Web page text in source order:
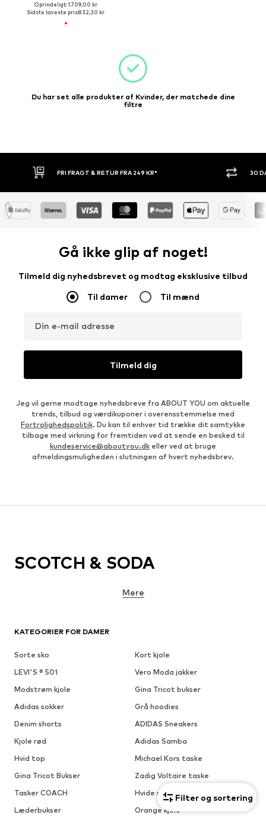
Oprindeligt: 1.709,00 kr
Sidste laveste pris:832,30 kr
Du har set alle produkter af Kvinder, der matchede dine
filtre
Filter og sortering
30 DAGES RETURRET KØB
Gå ikke glip af noget!
Tilmeld dig nyhedsbrevet og modtag eksklusive tilbud
Til damer Til mænd
Din e-mail adresse
Tilmeld dig
Jeg vil gerne modtage nyhedsbreve fra ABOUT YOU om aktuelle
trends, tilbud og værdikuponer i overensstemmelse med
Fortrolighedspolitik. Du kan til enhver tid trække dit samtykke
tilbage med virkning for fremtiden ved at sende en besked til
kundeservice@aboutyou.dk eller ved at bruge
afmeldingsmuligheden i slutningen af hvert nyhedsbrev.
KATEGORIER FOR DAMER
Sorte sko
Kort kjole
LEVI'S ® 501
Vero Moda jakker
Modstrøm kjole
Gina Tricot bukser
Adidas sokker
Grå hoodies
Denim shorts
ADIDAS Sneakers
Kjole rød
Adidas Samba
Hvid top
Michael Kors taske
Gina Tricot Bukser
Zadig Voltaire taske
Tasker COACH
Hvide sneakers
Læderbukser
Orange kjole
SCOTCH & SODA
Mere